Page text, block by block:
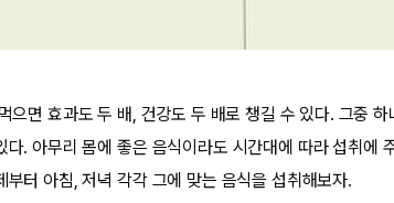
으면 효과도 두 배, 건강도 두 배로 챙길 수 있다. 그중
다. 아무리 몸에 좋은 음식이라도 시간대에 따라 섭취에
부터 아침, 저녁 각각 그에 맞는 음식을 섭취해보자.